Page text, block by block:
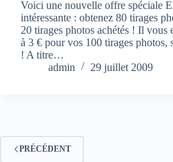
Voici une nouvelle offre spéciale
intéressante : obtenez 80 tirages
20 tirages photos achétés ! Il vous
à 3 € pour vos 100 tirages photos,
! A titre…
admin
29 juillet 2009
PRÉCÉDENT